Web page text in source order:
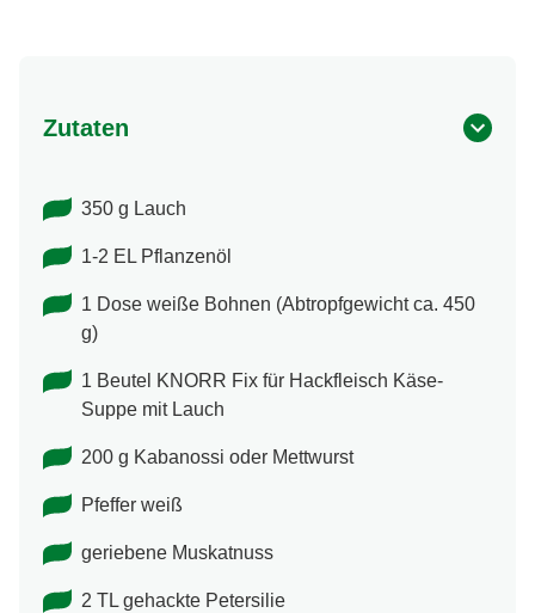
Zutaten
350 g Lauch
1-2 EL Pflanzenöl
1 Dose weiße Bohnen (Abtropfgewicht ca. 450
g)
1 Beutel KNORR Fix für Hackfleisch Käse-
Suppe mit Lauch
200 g Kabanossi oder Mettwurst
Pfeffer weiß
geriebene Muskatnuss
2 TL gehackte Petersilie